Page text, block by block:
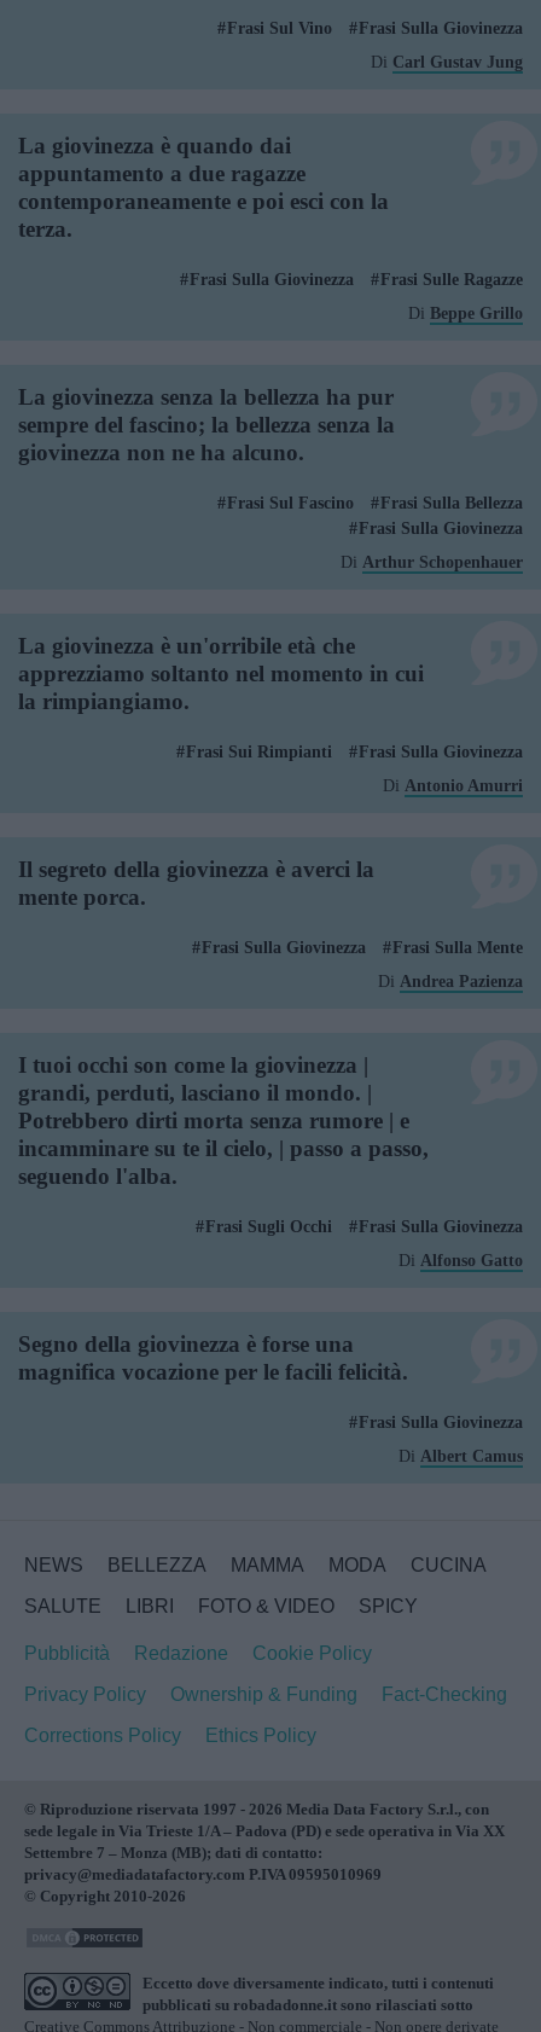
Frasi Sul Vino
Frasi Sulla Giovinezza
Di Carl Gustav Jung
La giovinezza è quando dai
appuntamento a due ragazze
contemporaneamente e poi esci con la
terza.
Frasi Sulla Giovinezza
Frasi Sulle Ragazze
Di Beppe Grillo
La giovinezza senza la bellezza ha pur
sempre del fascino; la bellezza senza la
giovinezza non ne ha alcuno.
Frasi Sul Fascino
Frasi Sulla Bellezza
Frasi Sulla Giovinezza
Di Arthur Schopenhauer
La giovinezza è un'orribile età che
apprezziamo soltanto nel momento in cui
la rimpiangiamo.
Frasi Sui Rimpianti
Frasi Sulla Giovinezza
Di Antonio Amurri
Il segreto della giovinezza è averci la
mente porca.
Frasi Sulla Giovinezza
Frasi Sulla Mente
Di Andrea Pazienza
I tuoi occhi son come la giovinezza |
grandi, perduti, lasciano il mondo. |
Potrebbero dirti morta senza rumore | e
incamminare su te il cielo, | passo a passo,
seguendo l'alba.
Frasi Sugli Occhi
Frasi Sulla Giovinezza
Di Alfonso Gatto
Segno della giovinezza è forse una
magnifica vocazione per le facili felicità.
Frasi Sulla Giovinezza
Di Albert Camus
NEWS BELLEZZA MAMMA MODA
CUCINA
SALUTE
LIBRI FOTO & VIDEO SPICY
Pubblicità Redazione
Cookie Policy
Privacy Policy
Ownership & Funding
Fact-Checking
Corrections Policy
Ethics Policy
© Riproduzione riservata 1997 - 2026 Media Data Factory S.r.l., con
sede legale in Via Trieste 1/A – Padova (PD) e sede operativa in Via XX
Settembre 7 – Monza (MB); dati di contatto:
privacy@mediadatafactory.com P.IVA 09595010969
© Copyright 2010-2026
Eccetto dove diversamente indicato, tutti i contenuti
pubblicati su robadadonne.it sono rilasciati sotto
Creative Commons Attribuzione - Non commerciale - Non opere derivate